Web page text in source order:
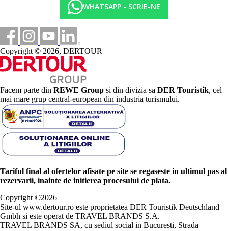
WHATSAPP - SCRIE-NE
Copyright © 2026, DERTOUR
Facem parte din REWE Group si din divizia sa DER Touristik, cel
mai mare grup central-european din industria turismului.
Tariful final al ofertelor afisate pe site se regaseste in ultimul pas al
rezervarii, inainte de initierea procesului de plata.
Copyright ©2026
Site-ul www.dertour.ro este proprietatea DER Touristik Deutschland
Gmbh si este operat de TRAVEL BRANDS S.A.
TRAVEL BRANDS SA, cu sediul social in Bucuresti, Strada